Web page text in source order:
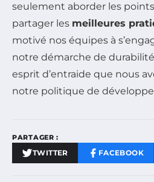
seulement aborder les
partager les meilleures
motivé nos équipes à
notre démarche de
esprit d’entraide que nous
notre politique de
PARTAGER :
TWITTER FACEBOOK